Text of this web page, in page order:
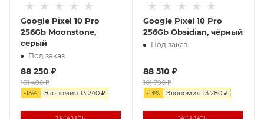
Google Pixel 10 Pro
256Gb Moonstone,
серый
Под заказ
88 250 ₽
101 490₽
-13% Экономия 13 240 ₽
Google Pixel 10 Pro
256Gb Obsidian, чёрный
Под заказ
88 510 ₽
101 790₽
-13% Экономия 13 280₽